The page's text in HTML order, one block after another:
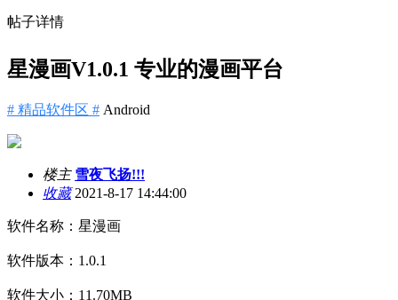
帖子详情
星漫画V1.0.1 专业的漫画平台
# 精品软件区 # Android
楼主 雪夜飞扬!!!
收藏2021-8-17 14:44:00
软件名称：星漫画
软件版本：1.0.1
软件大小：11.70MB